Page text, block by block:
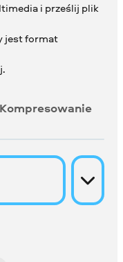
i prześlij plik
jest format
Kompresowanie